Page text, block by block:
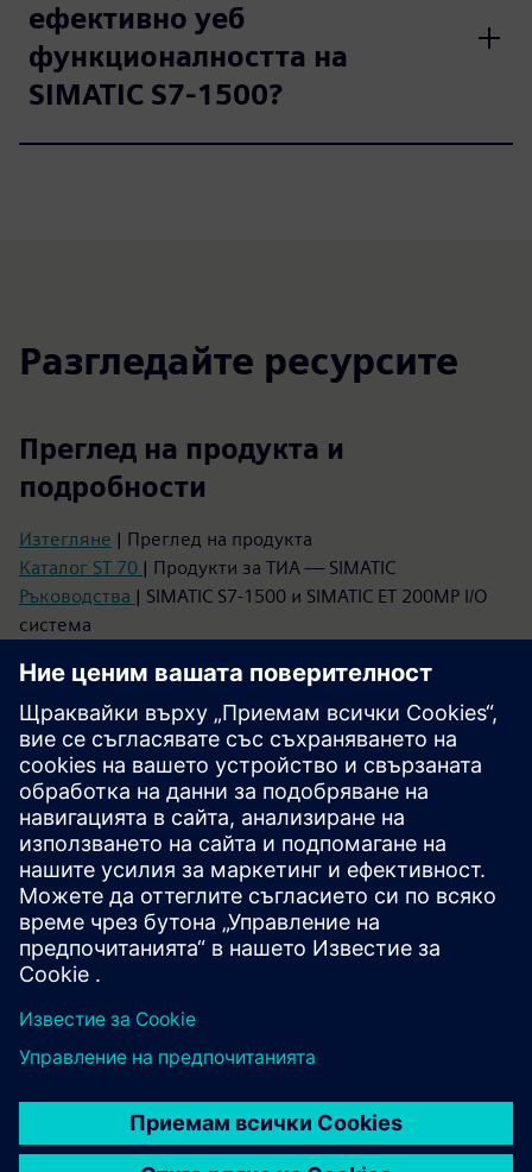
ефективно уеб
функционалността на
SIMATIC S7-1500?
Разгледайте ресурсите
Преглед на продукта и
подробности
Изтегляне | Преглед на продукта
Каталог ST 70 | Продукти за ТИА — SIMATIC
Ръководства | SIMATIC S7-1500 и SIMATIC ET 200MP I/O
система
Изображения, графики, CAx
данни
База данни с изображения | Снимки на продукта и
чертежи с размери SIMATIC S7-1500
Мениджър за изтегляне на CAx| CAx данни